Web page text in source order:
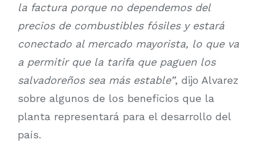
la factura porque no dependemos del
precios de combustibles fósiles y estará
conectado al mercado mayorista, lo que va
a permitir que la tarifa que paguen los
salvadoreños sea más estable”, dijo Alvarez
sobre algunos de los beneficios que la
planta representará para el desarrollo del
país.